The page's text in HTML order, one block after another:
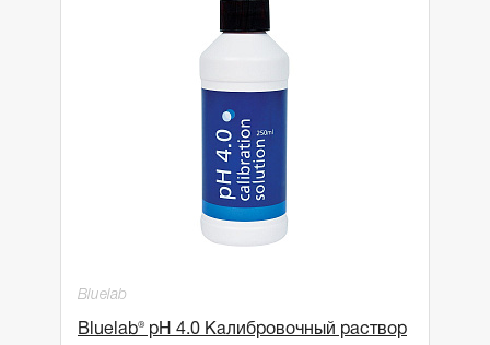
Bluelab
Bluelab® pH 4.0 Калибровочный раствор